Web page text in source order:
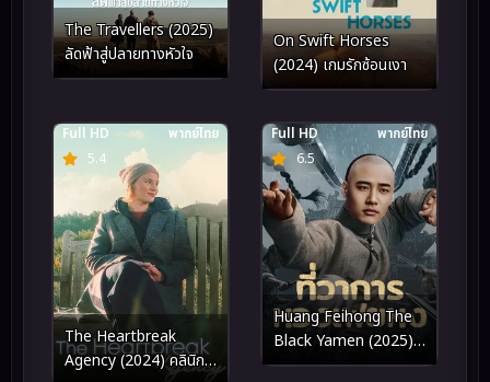
The Travellers (2025)
ลัดฟ้าสู่ปลายทางหัวใจ
On Swift Horses
(2024) เกมรักซ้อนเงา
5.4
Full HD พากย์ไทย
The Heartbreak
Agency (2024) คลินิก
6.5
Full HD พากย์ไทย
Huang Feihong The
Black Yamen (2025)
ที่ว่าการหวงเฟยหง